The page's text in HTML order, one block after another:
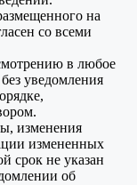
на
со всеми
в любое
уведомления
изменения
измененных
срок не указан
об